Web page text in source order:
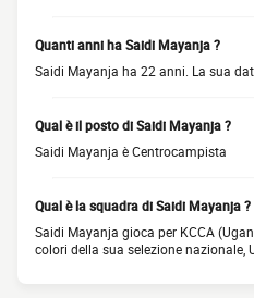
Quanti anni ha Saidi Mayanja ?
Saidi Mayanja ha 22 anni. La sua
Qual è il posto di Saidi Mayanja ?
Saidi Mayanja è Centrocampista
Qual è la squadra di Saidi Mayanja ?
Saidi Mayanja gioca per KCCA
colori della sua selezione nazionale,